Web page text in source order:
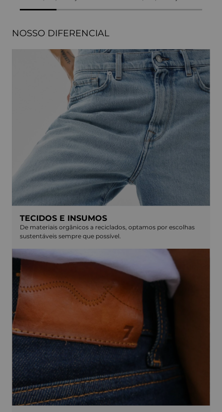
NOSSO DIFERENCIAL
TECIDOS E INSUMOS
De materiais orgânicos a reciclados, optamos por escolhas
sustentáveis sempre que possível.